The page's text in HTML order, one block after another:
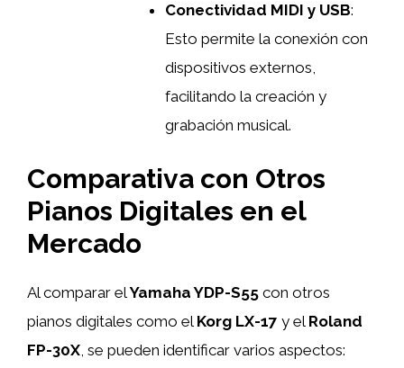
Conectividad MIDI y USB:
Esto permite la conexión con
dispositivos externos,
facilitando la creación y
grabación musical.
Comparativa con Otros
Pianos Digitales en el
Mercado
Al comparar elYamaha YDP-S55 con otros
pianos digitales como el Korg LX-17 y el Roland
FP-30X , se pueden identificar varios aspectos: